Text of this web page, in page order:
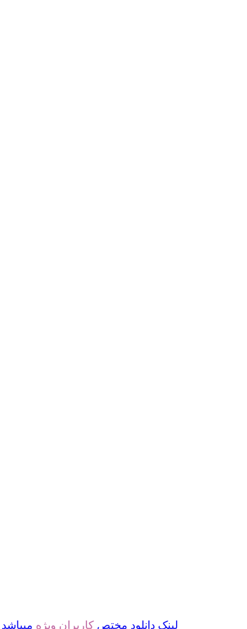
لینک دانلود مختص کاربران ویژه میباشد